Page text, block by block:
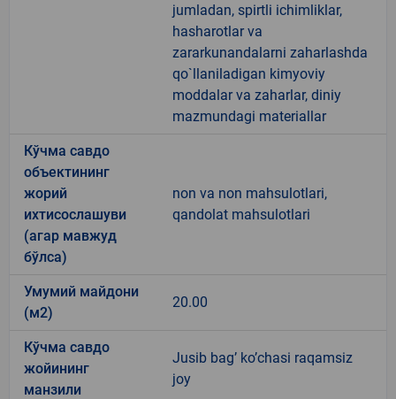
jumladan, spirtli ichimliklar,
hasharotlar va
zararkunandalarni zaharlashda
qo`llaniladigan kimyoviy
moddalar va zaharlar, diniy
mazmundagi materiallar
Кўчма савдо
объектининг
жорий
ихтисослашуви
(агар мавжуд
бўлса)
non va non mahsulotlari,
qandolat mahsulotlari
Умумий майдони
(м2)
20.00
Кўчма савдо
жойининг
манзили
Jusib bag’ ko’chasi raqamsiz
joy